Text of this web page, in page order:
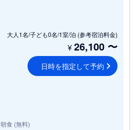
大人1名/子ども0名/1室/泊 (参考宿泊料金)
¥26,100 〜
日時を指定して予約
朝食 (無料)